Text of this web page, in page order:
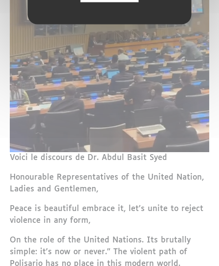
Voici le discours de Dr. Abdul Basit Syed
Honourable Representatives of the United Nation,
Ladies and Gentlemen,
Peace is beautiful embrace it, let’s unite to reject
violence in any form,
On the role of the United Nations. Its brutally
simple: it’s now or never.” The violent path of
Polisario has no place in this modern world.